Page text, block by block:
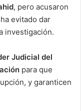
, pero acusaron
ha evitado dar
investigación.
Judicial del
para que
y garanticen